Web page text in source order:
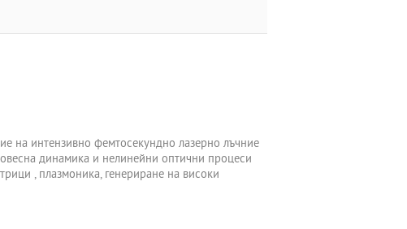
на интензивно фемтосекундно лазерно лъчние
динамика и нелинейни оптични процеси
, плазмоника, генериране на високи